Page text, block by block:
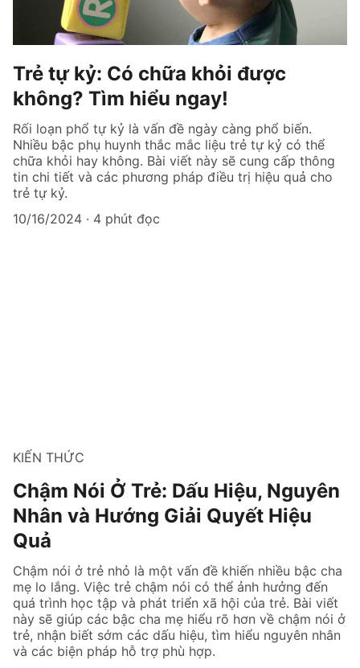
Trẻ tự kỷ: Có chữa khỏi được
không? Tìm hiểu ngay!
Rối loạn phổ tự kỷ là vấn đề ngày càng phổ biến.
Nhiều bậc phụ huynh thắc mắc liệu trẻ tự kỷ có thể
chữa khỏi hay không. Bài viết này sẽ cung cấp thông
tin chi tiết và các phương pháp điều trị hiệu quả cho
trẻ tự kỷ.
10/16/2024
4 phút đọc
KIẾN THỨC
Chậm Nói Ở Trẻ: Dấu Hiệu, Nguyên
Nhân và Hướng Giải Quyết Hiệu
Quả
Chậm nói ở trẻ nhỏ là một vấn đề khiến nhiều bậc cha
mẹ lo lắng. Việc trẻ chậm nói có thể ảnh hưởng đến
quá trình học tập và phát triển xã hội của trẻ. Bài viết
này sẽ giúp các bậc cha mẹ hiểu rõ hơn về chậm nói ở
trẻ, nhận biết sớm các dấu hiệu, tìm hiểu nguyên nhân
và các biện pháp hỗ trợ phù hợp.